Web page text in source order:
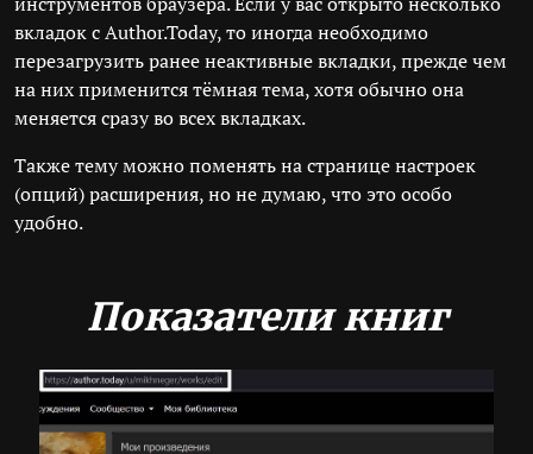
вкладок с Author.Today, то иногда необходимо
перезагрузить ранее неактивные вкладки, прежде чем
на них применится тёмная тема, хотя обычно она
меняется сразу во всех вкладках.
Также тему можно поменять на странице настроек
(опций) расширения, но не думаю, что это особо
удобно.
Показатели книг